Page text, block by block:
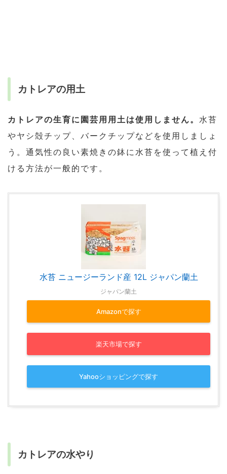
カトレアの用土
カトレアの生育に園芸用用土は使用しません。 水苔
やヤシ殻チップ、バークチップなどを使用しましょ
う。通気性の良い素焼きの鉢に水苔を使って植え付
ける方法が一般的です。
水苔 ニュージーランド産 12L ジャパン蘭土
ジャパン蘭土
Amazonで探す
楽天市場で探す
Yahooショッピングで探す
カトレアの水やり